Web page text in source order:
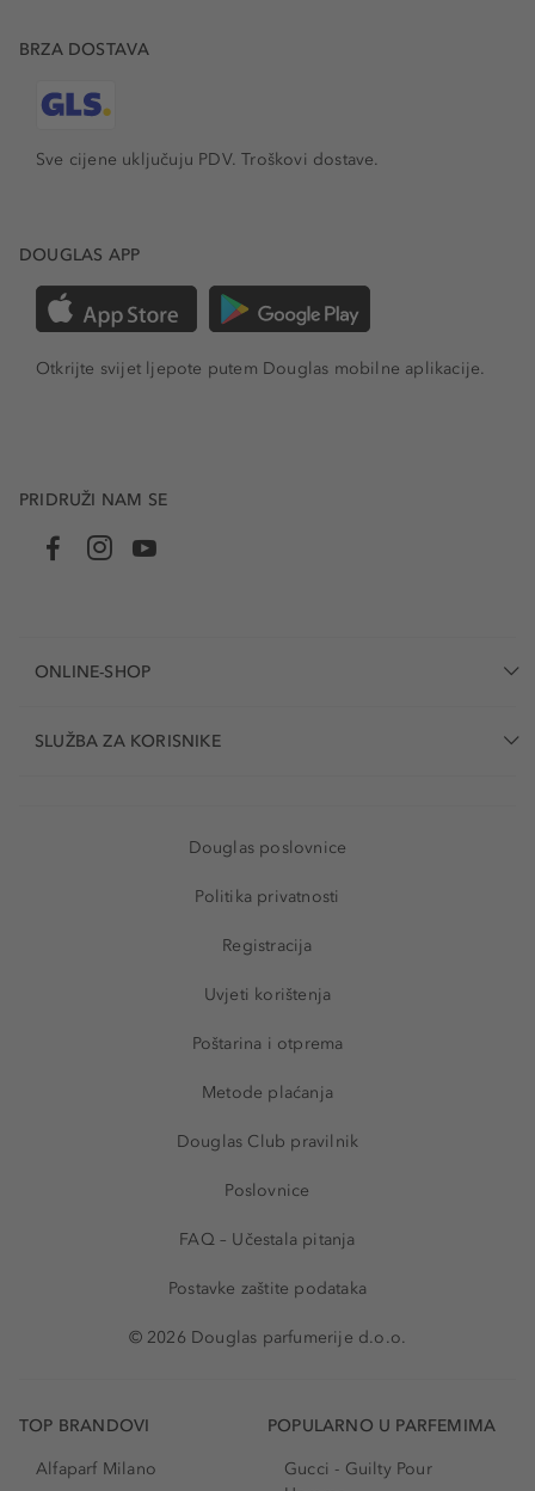
BRZA DOSTAVA
Sve cijene uključuju PDV.Troškovi dostave.
DOUGLAS APP
Otkrijte svijet ljepote putem Douglas mobilne aplikacije.
PRIDRUŽI NAM SE
ONLINE-SHOP
SLUŽBA ZA KORISNIKE
Douglas poslovnice
Politika privatnosti
Registracija
Uvjeti korištenja
Poštarina i otprema
Metode plaćanja
Douglas Club pravilnik
Poslovnice
FAQ – Učestala pitanja
Postavke zaštite podataka
© 2026 Douglas parfumerije d.o.o.
TOP BRANDOVI
Alfaparf Milano
POPULARNO U PARFEMIMA
Gucci - Guilty Pour